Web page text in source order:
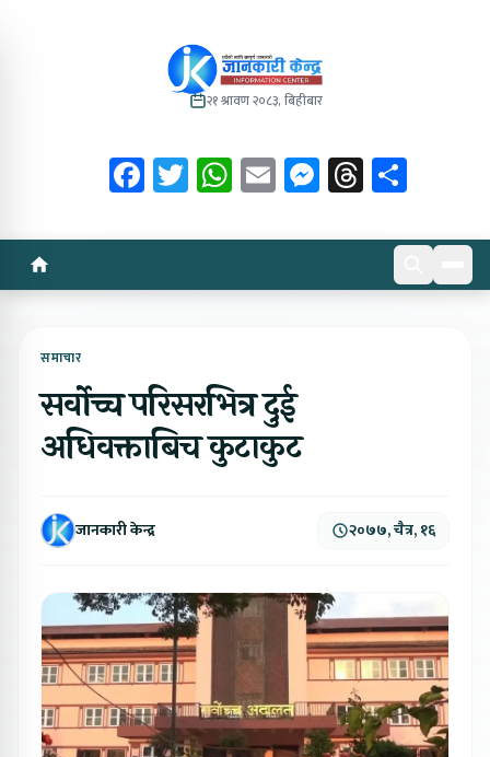
२१ श्रावण २०८३, बिहीबार
Facebook
Twitter
WhatsApp
EmailMessenger
Threads
समाचार
सर्वोच्च परिसरभित्र दुई
अधिवक्ताबिच कुटाकुट
जानकारी केन्द्र २०७७, चैत्र, १६